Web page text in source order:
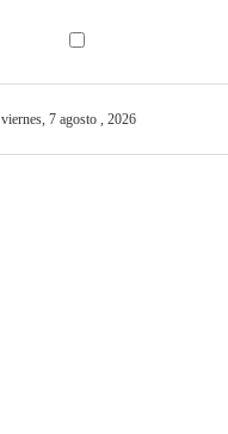
viernes, 7 agosto , 2026